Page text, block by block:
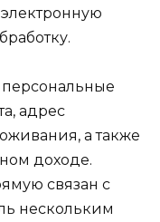
персональные
адрес
а также
доходе.
связан с
нескольким